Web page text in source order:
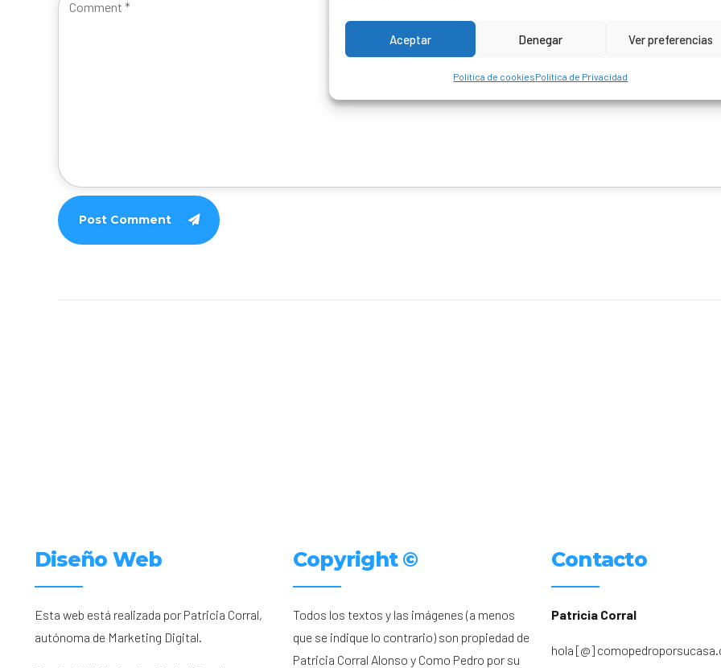
Aceptar Denegar Ver preferencias
Política de cookiesPolítica de Privacidad
Post Comment
Diseño Web
Esta web está realizada por Patricia Corral,
autónoma de Marketing Digital.
Copyright ©
Todos los textos y las imágenes (a menos
que se indique lo contrario) son propiedad de
Patricia Corral Alonso y Como Pedro por su
Contacto
Patricia Corral
hola [@]